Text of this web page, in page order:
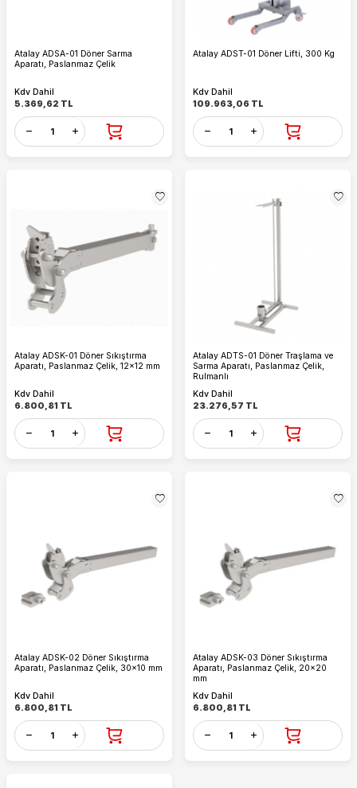
Atalay ADSA-01 Döner Sarma
Aparatı, Paslanmaz Çelik
Kdv Dahil
5.369,62 TL
Atalay ADST-01 Döner Lifti, 300 Kg
Kdv Dahil
109.963,06 TL
Atalay ADSK-01 Döner Sıkıştırma
Aparatı, Paslanmaz Çelik, 12x12 mm
Kdv Dahil
6.800,81 TL
Atalay ADTS-01 Döner Traşlama ve
Sarma Aparatı, Paslanmaz Çelik,
Rulmanlı
Kdv Dahil
23.276,57 TL
Atalay ADSK-02 Döner Sıkıştırma
Aparatı, Paslanmaz Çelik, 30x10 mm
Kdv Dahil
6.800,81 TL
Atalay ADSK-03 Döner Sıkıştırma
Aparatı, Paslanmaz Çelik, 20x20
mm
Kdv Dahil
6.800,81 TL